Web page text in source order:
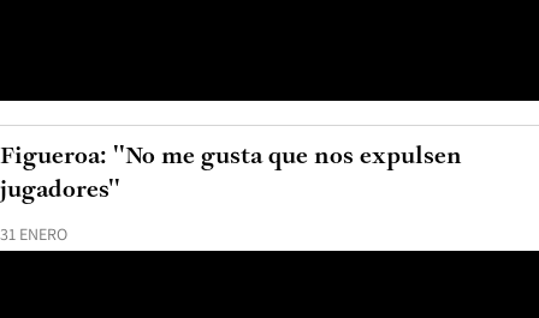
31 ENERO
Figueroa: ''No me gusta que nos expulsen
jugadores''